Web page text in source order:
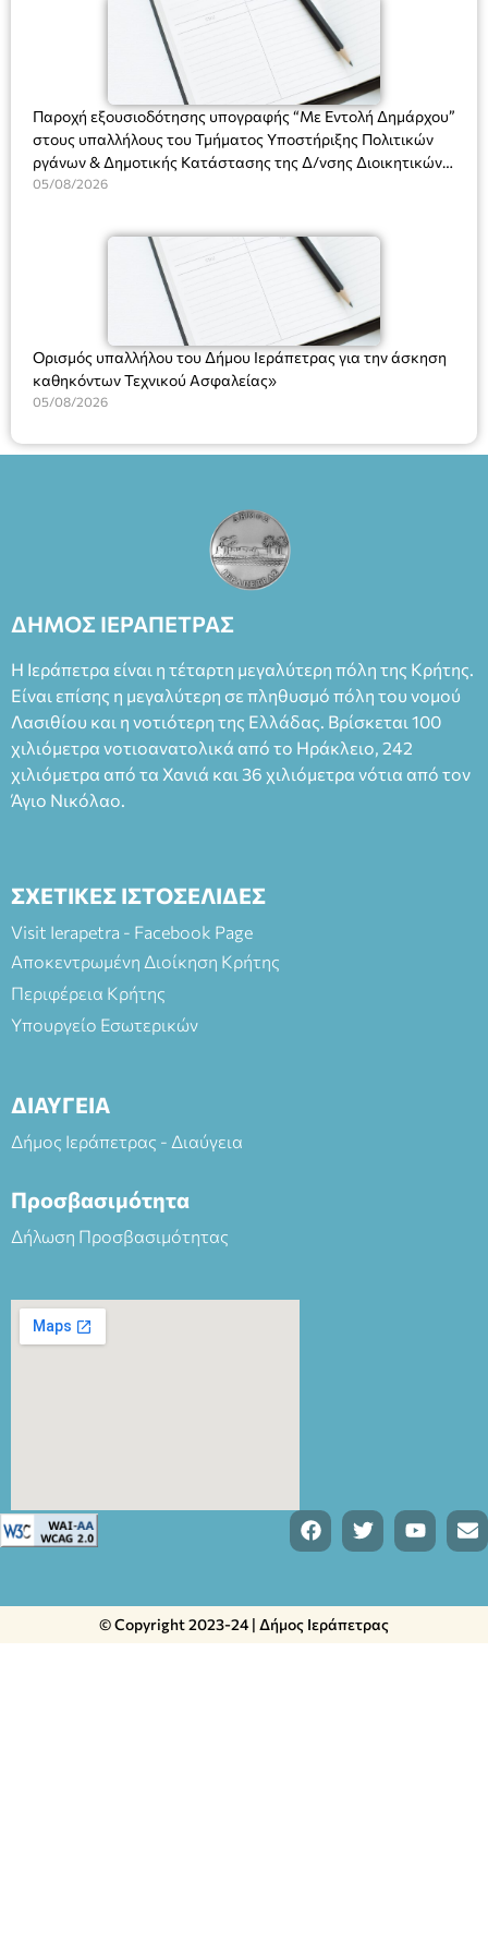
και στο more.com Χώρος: 3ο Γυμνάσιο Ιεράπετρας
(Είσοδος ΕΠΑ.Λ.) Έναρξη 21:15 Οργάνωση: ΚΝΩΣΟΣ
ΘΕΑΤΡΙΚΕΣ ΠΑΡΑΓΩΓΕΣ ΕΕ
Παροχή εξουσιοδότησης υπογραφής “Με Εντολή Δημάρχου”
στους υπαλλήλους του Τμήματος Υποστήριξης Πολιτικών
ργάνων & Δημοτικής Κατάστασης της Δ/νσης Διοικητικών
Υπηρεσιών για αποφάσεις, πιστοποιητικά, πράξεις και
(Ν. 5314/2026).»
05/08/2026
Ορισμός υπαλλήλου του Δήμου Ιεράπετρας για την άσκηση
καθηκόντων Τεχνικού Ασφαλείας»
05/08/2026
ΔΗΜΟΣ ΙΕΡΑΠΕΤΡΑΣ
Η Ιεράπετρα είναι η τέταρτη μεγαλύτερη πόλη της Κρήτης.
Είναι επίσης η μεγαλύτερη σε πληθυσμό πόλη του νομού
Λασιθίου και η νοτιότερη της Ελλάδας. Βρίσκεται 100
χιλιόμετρα νοτιοανατολικά από το Ηράκλειο, 242
χιλιόμετρα από τα Χανιά και 36 χιλιόμετρα νότια από τον
Άγιο Νικόλαο.
ΣΧΕΤΙΚΕΣ ΙΣΤΟΣΕΛΙΔΕΣ
Visit Ierapetra - Facebook Page
Αποκεντρωμένη Διοίκηση Κρήτης
Περιφέρεια Κρήτης
Υπουργείο Εσωτερικών
ΔΙΑΥΓΕΙΑ
Δήμος Ιεράπετρας - Διαύγεια
Προσβασιμότητα
Δήλωση Προσβασιμότητας
© Copyright 2023-24 | Δήμος Ιεράπετρας